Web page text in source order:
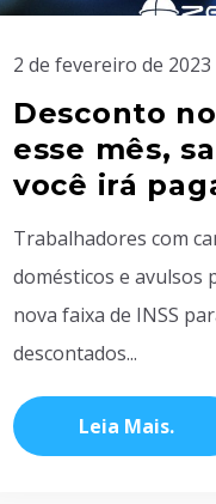
2 de fevereiro de 2023
Desconto
esse mês,
você irá
Trabalhadores com
domésticos e avulsos
nova faixa de INSS
descontados...
Leia Mais